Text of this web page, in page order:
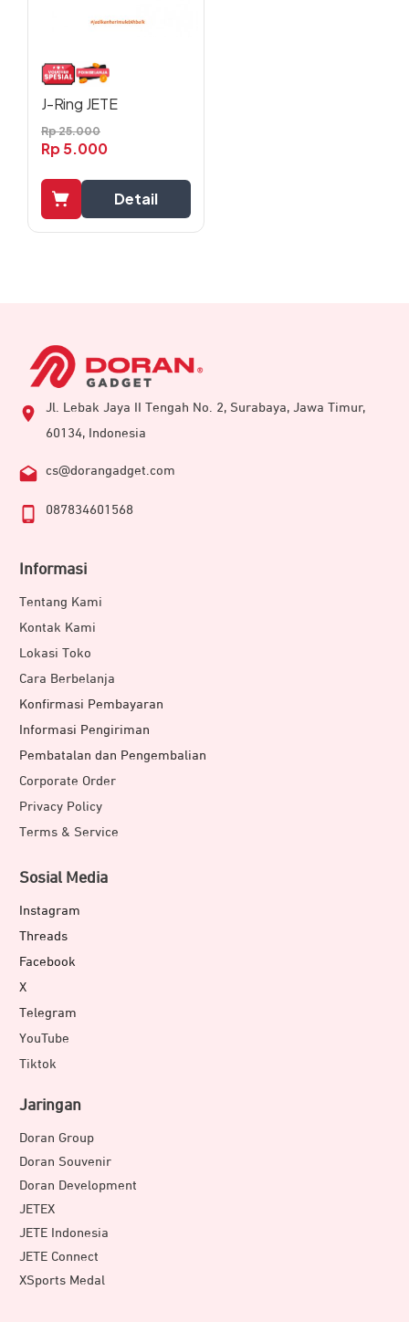
J-Ring JETE
Rp25.000
Rp5.000
Detail
Jl. Lebak Jaya II Tengah No. 2, Surabaya, Jawa Timur,
60134, Indonesia
cs@dorangadget.com
087834601568
Informasi
Tentang Kami
Kontak Kami
Lokasi Toko
Cara Berbelanja
Konfirmasi Pembayaran
Informasi Pengiriman
Pembatalan dan Pengembalian
Corporate Order
Privacy Policy
Terms & Service
Sosial Media
Instagram
Threads
Facebook
X
Telegram
YouTube
Tiktok
Jaringan
Doran Group
Doran Souvenir
Doran Development
JETEX
JETE Indonesia
JETE Connect
XSports Medal